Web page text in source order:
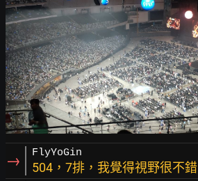
→ FlyYoGin
504，7排，我覺得視野很不錯